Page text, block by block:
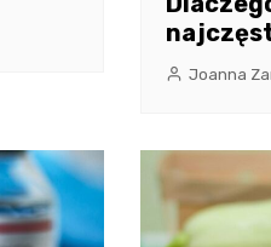
Joanna